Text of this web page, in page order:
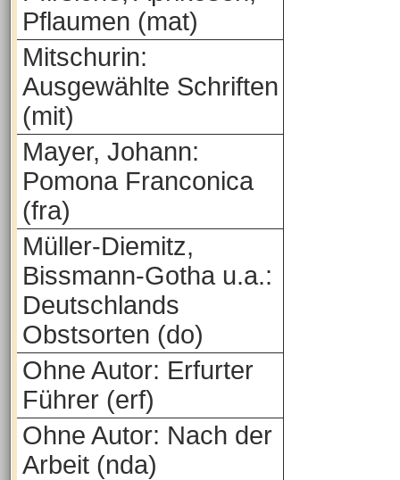
Pflaumen (mat)
Mitschurin:
Ausgewählte Schriften
(mit)
Mayer, Johann:
Pomona Franconica
(fra)
Müller-Diemitz,
Bissmann-Gotha u.a.:
Deutschlands
Obstsorten (do)
Ohne Autor: Erfurter
Führer (erf)
Ohne Autor: Nach der
Arbeit (nda)